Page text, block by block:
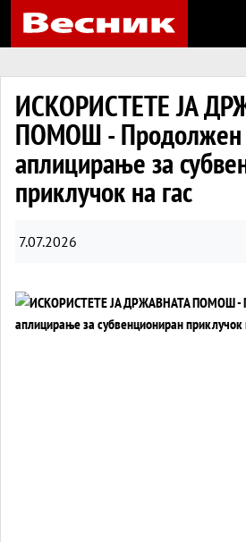
ИСКОРИСТЕТЕ ЈА
ПОМОШ - Продолжен
аплицирање за
приклучок на гас
7.07.2026